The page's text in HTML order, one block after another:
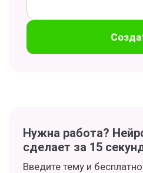
Нужна работа?
сделает за 15
Введите тему и